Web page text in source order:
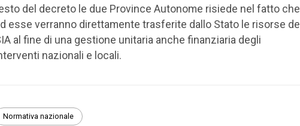
del decreto le due Province Autonome risiede nel fatto che
esse verranno direttamente trasferite dallo Stato le risorse del
al fine di una gestione unitaria anche finanziaria degli
nazionali e locali.
Normativa nazionale